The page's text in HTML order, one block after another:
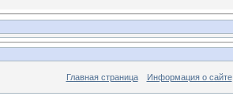
Главная страница Информация о сайте